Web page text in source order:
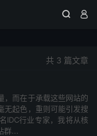
 
共 3 篇文章
，而在于承载这些网站的
无起色，重则可能引发搜
IDC行业专家，我将从核
群...